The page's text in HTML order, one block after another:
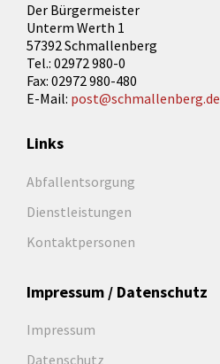
Der Bürgermeister
Unterm Werth 1
57392 Schmallenberg
Tel.: 02972 980-0
Fax: 02972 980-480
E-Mail: post@schmallenberg.de
Links
Abfallentsorgung
Dienstleistungen
Kontaktpersonen
Impressum / Datenschutz
Impressum
Datenschutz